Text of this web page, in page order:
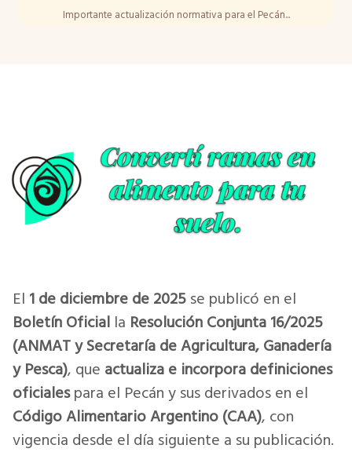
Importante actualización normativa para el Pecán...
El 1 de diciembre de 2025 se publicó en el
Boletín Oficial la Resolución Conjunta 16/2025
(ANMAT y Secretaría de Agricultura, Ganadería
y Pesca), que actualiza e incorpora definiciones
oficialespara el Pecán y sus derivados en el
Código Alimentario Argentino (CAA), con
vigencia desde el día siguiente a su publicación.